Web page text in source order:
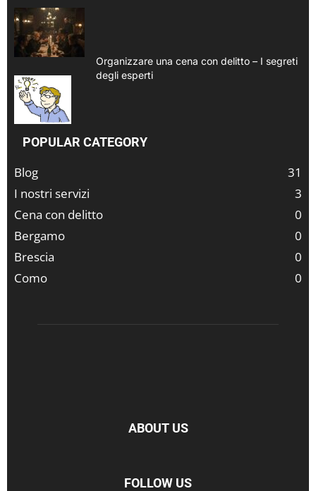
Organizzare una cena con delitto – I segreti
degli esperti
POPULAR CATEGORY
Blog
31
I nostri servizi
3
Cena con delitto
0
Bergamo
0
Brescia
0
Como
0
ABOUT US
FOLLOW US